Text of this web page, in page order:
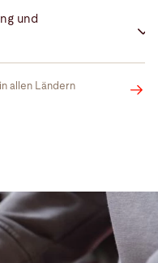
und
allen Ländern